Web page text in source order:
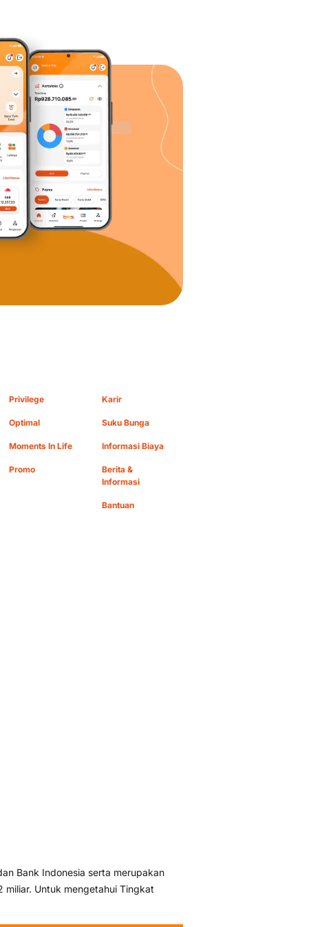
Privilege
Optimal
Moments In Life
Promo
Karir
Suku Bunga
Informasi Biaya
Berita &
Informasi
Bantuan
Bank Indonesia serta merupakan
miliar. Untuk mengetahui Tingkat